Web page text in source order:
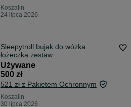
Koszalin
24 lipca 2026
Sleepytroll bujak do wózka
łożeczka zestaw
Używane
500 zł
521 zł z Pakietem Ochronnym
Koszalin
30 lipca 2026